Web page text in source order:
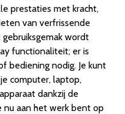
prestaties met kracht,
van verfrissende
wordt
functionaliteit; er is
bediening nodig. Je kunt
computer, laptop,
dankzij de
nu aan het werk bent op